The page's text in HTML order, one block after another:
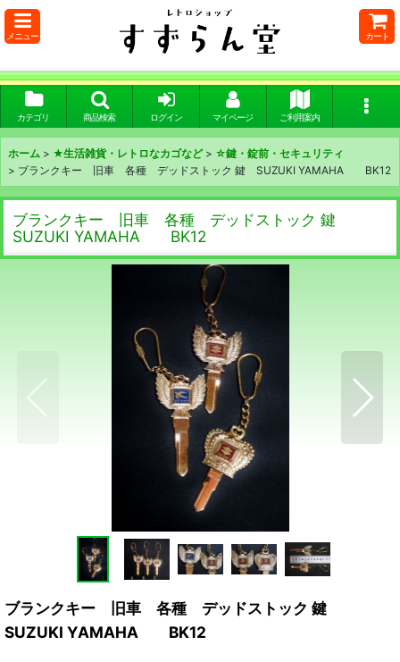
メニュー カート
カテゴリ 商品検索 ログイン マイページ ご利用案内
ホーム > ★生活雑貨・レトロなカゴなど > ☆鍵・錠前・セキュリティ
> ブランクキー 旧車 各種 デッドストック 鍵 SUZUKI YAMAHA BK12
ブランクキー 旧車 各種 デッドストック 鍵
SUZUKI YAMAHA BK12
ブランクキー 旧車 各種 デッドストック 鍵
SUZUKI YAMAHA BK12